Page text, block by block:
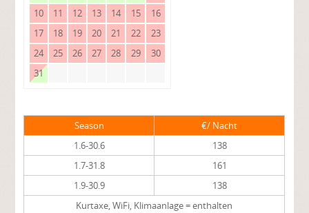
10
11 12 13 14 15
16
17
18 19 20 21 22
23
24
25 26 27 28 29
30
31
Season
€/ Nacht
1.6-30.6
138
1.7-31.8
161
1.9-30.9
138
Kurtaxe, WiFi, Klimaanlage = enthalten